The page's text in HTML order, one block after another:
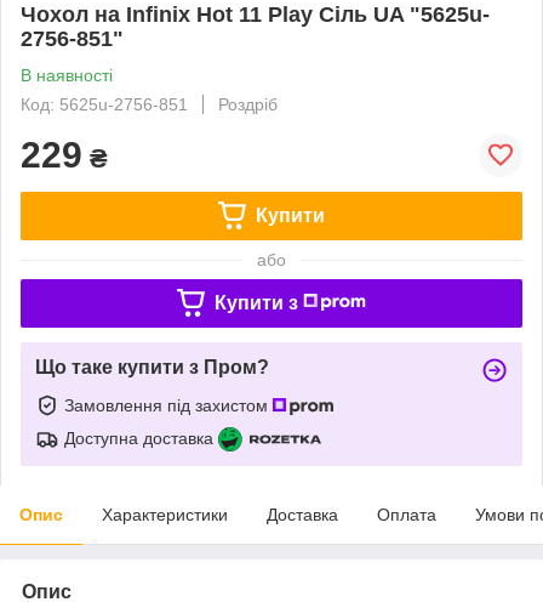
Чохол на Infinix Hot 11 Play Сіль UA "5625u-
2756-851"
В наявності
Код: 5625u-2756-851
Роздріб
229 ₴
Купити
або
Купити з
Що таке купити з Пром?
Замовлення під захистом
Доступна доставка
Опис Характеристики Доставка Оплата Умови
Опис